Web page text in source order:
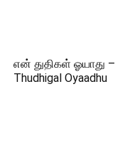
என் துதிகள் ஓயாது –
Thudhigal Oyaadhu